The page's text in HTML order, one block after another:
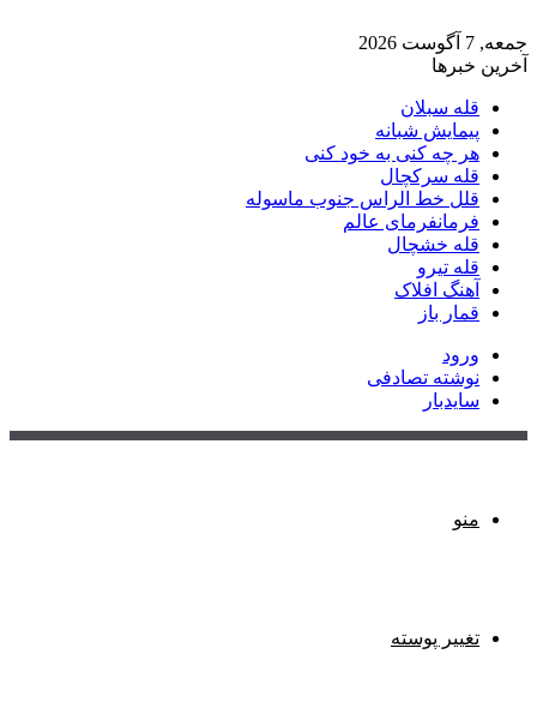
جمعه, 7 آگوست 2026
آخرین خبرها
قله سبلان
پیمایش شبانه
هر چه کنی به خود کنی
قله سرکچال
قلل خط الراس جنوب ماسوله
فرمانفرمای عالم
قله خشچال
قله تیرو
آهنگ افلاک
قمار باز
ورود
نوشته تصادفی
سایدبار
منو
تغییر پوسته